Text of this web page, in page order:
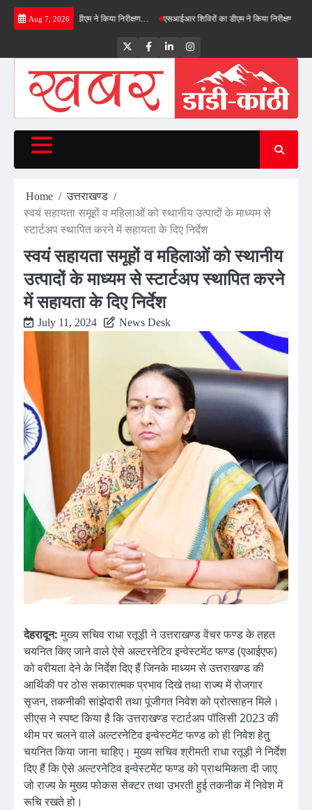
Skip
Aug 7, 2026
का डीएम ने किया निरीक्षण… एसआईआर शिविरों का डीएम ने किया निरीक्षण, बोले—कोई
TwitterFacebookLinkedInInstagram
Home
उत्तराखण्ड
स्वयं सहायता समूहों व महिलाओं को स्थानीय उत्पादों के माध्यम से
स्टार्टअप स्थापित करने में सहायता के दिए निर्देश
स्वयं सहायता समूहों व महिलाओं को स्थानीय
उत्पादों के माध्यम से स्टार्टअप स्थापित करने
में सहायता के दिए निर्देश
July 11, 2024 News Desk
देहरादून:मुख्य सचिव राधा रतूड़ी ने उत्तराखण्ड वेंचर फण्ड के तहत
चयनित किए जाने वाले ऐसे अल्टरनेटिव इन्वेस्टमेंट फण्ड (एआईएफ)
को वरीयता देने के निर्देश दिए हैं जिनके माध्यम से उत्तराखण्ड की
आर्थिकी पर ठोस सकारात्मक प्रभाव दिखे तथा राज्य में रोजगार
सृजन, तकनीकी सांझेदारी तथा पूंजीगत निवेश को प्रोत्साहन मिले।
सीएस ने स्पष्ट किया है कि उत्तराखण्ड स्टार्टअप पॉलिसी 2023 की
थीम पर चलने वाले अल्टरनेटिव इन्वेस्टमेंट फण्ड को ही निवेश हेतु
चयनित किया जाना चाहिए। मुख्य सचिव श्रीमती राधा रतूड़ी ने निर्देश
दिए हैं कि ऐसे अल्टरनेटिव इन्वेस्टमेंट फण्ड को प्राथमिकता दी जाए
जो राज्य के मुख्य फोकस सेक्टर तथा उभरती हुई तकनीक में निवेश में
रूचि रखते हो।